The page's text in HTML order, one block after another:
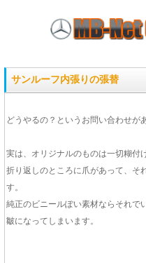
サンルーフ内張りの張替
どうやるの？というお問い合わせが
実は、オリジナルのものは一切糊付
折り返しのところに爪があって、そ
す。
純正のビニールぽい素材ならそれで
皺になってしまいます。